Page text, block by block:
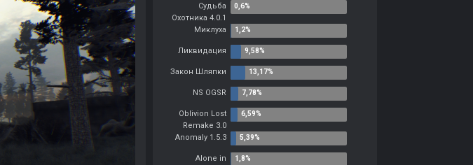
Судьба
Охотника 4.0.1
Миклуха
Ликвидация
Закон Шляпки
NS OGSR
Oblivion Lost
Remake 3.0
Anomaly 1.5.3
Alone in